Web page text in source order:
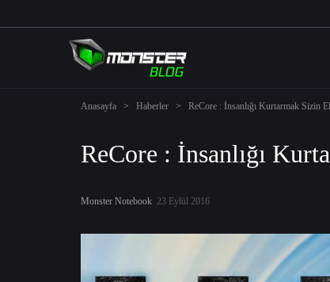
Anasayfa > Haberler > ReCore : İnsanlığı Kurtarmak Sizin
ReCore : İnsanlığı
Monster Notebook 23 Eylül 2016